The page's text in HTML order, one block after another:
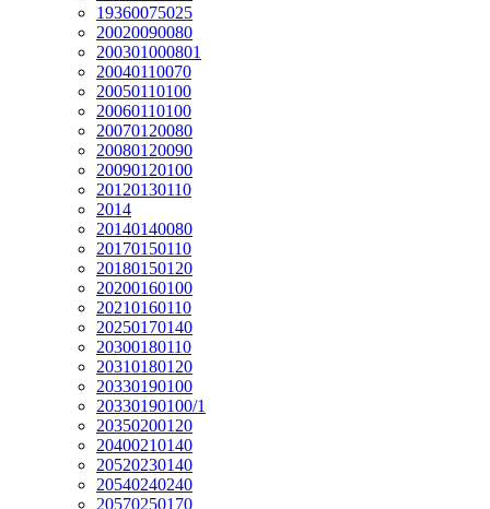
19360075025
20020090080
200301000801
20040110070
20050110100
20060110100
20070120080
20080120090
20090120100
20120130110
2014
20140140080
20170150110
20180150120
20200160100
20210160110
20250170140
20300180110
20310180120
20330190100
20330190100/1
20350200120
20400210140
20520230140
20540240240
20570250170